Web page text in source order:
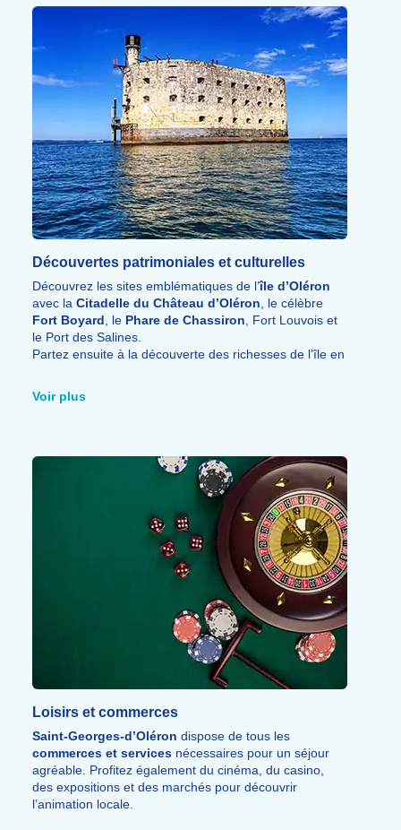
Découvertes patrimoniales et culturelles
Découvrez les sites emblématiques de l’île d’Oléron
avec la Citadelle du Château d’Oléron, le célèbre
Fort Boyard, le Phare de Chassiron, Fort Louvois et
le Port des Salines.
Partez ensuite à la découverte des richesses de l’île en
le port de la Cotinière, le Musée de l’Île d’Oléron, les
Jardins de la Boirie, le Marais aux Oiseaux et le
d’Aix.
Voir plus
Loisirs et commerces
Saint-Georges-d’Oléron dispose de tous les
commerces et services nécessaires pour un séjour
agréable. Profitez également du cinéma, du casino,
des expositions et des marchés pour découvrir
l’animation locale.